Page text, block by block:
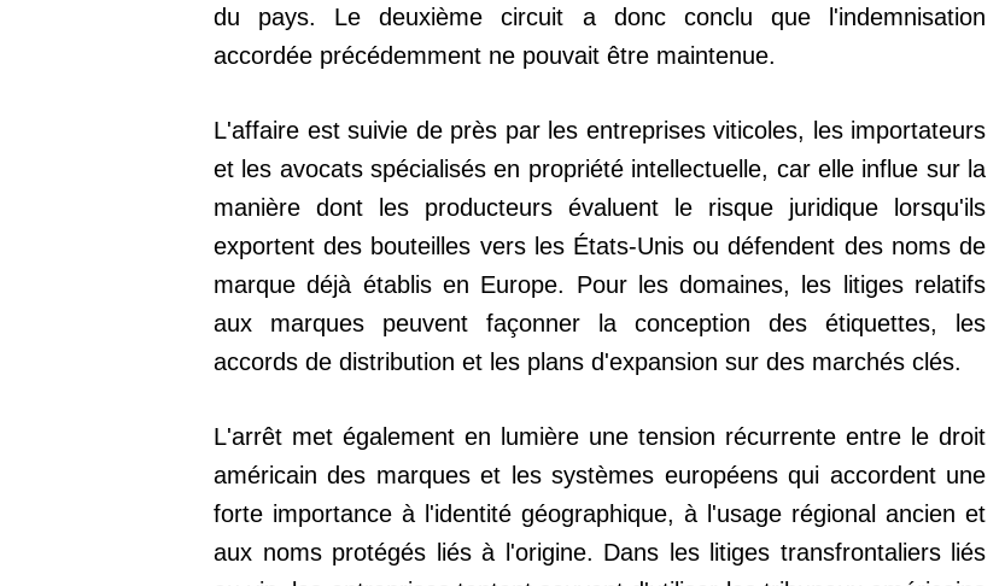
du pays. Le deuxième circuit a donc conclu que l'indemnisation
accordée précédemment ne pouvait être maintenue.
L'affaire est suivie de près par les entreprises viticoles, les importateurs
et les avocats spécialisés en propriété intellectuelle, car elle influe sur la
manière dont les producteurs évaluent le risque juridique lorsqu'ils
exportent des bouteilles vers les États-Unis ou défendent des noms de
marque déjà établis en Europe. Pour les domaines, les litiges relatifs
aux marques peuvent façonner la conception des étiquettes, les
accords de distribution et les plans d'expansion sur des marchés clés.
L'arrêt met également en lumière une tension récurrente entre le droit
américain des marques et les systèmes européens qui accordent une
forte importance à l'identité géographique, à l'usage régional ancien et
aux noms protégés liés à l'origine. Dans les litiges transfrontaliers liés